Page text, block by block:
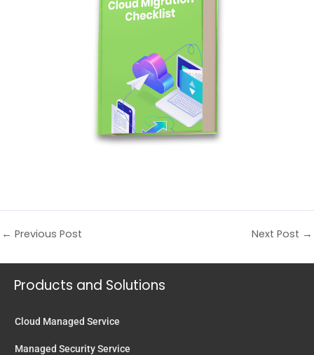
← Previous Post Next Post →
Products and Solutions
Cloud Managed Service
Managed Security Service